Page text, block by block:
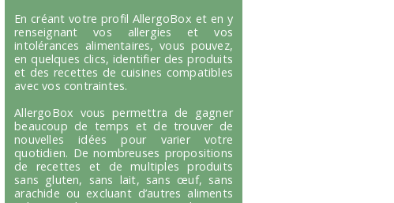
En créant votre profil AllergoBox et en y
renseignant vos allergies et vos
intolérances alimentaires, vous pouvez,
en quelques clics, identifier des produits
et des recettes de cuisines compatibles
avec vos contraintes.
AllergoBox vous permettra de gagner
beaucoup de temps et de trouver de
nouvelles idées pour varier votre
quotidien. De nombreuses propositions
de recettes et de multiples produits
sans gluten, sans lait, sans œuf, sans
arachide ou excluant d’autres aliments